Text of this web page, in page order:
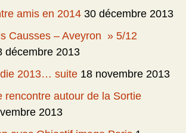
amis en 2014 30 décembre 2013
Causses – Aveyron » 5/12
décembre 2013
2013… suite 18 novembre 2013
rencontre autour de la Sortie
2013